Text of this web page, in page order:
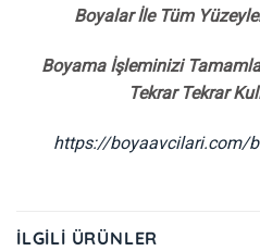
Boyalar İle Tüm
Boyama İşleminizi
Tekrar Tekrar
https://boyaavcilari.com/
İLGILI ÜRÜNLER